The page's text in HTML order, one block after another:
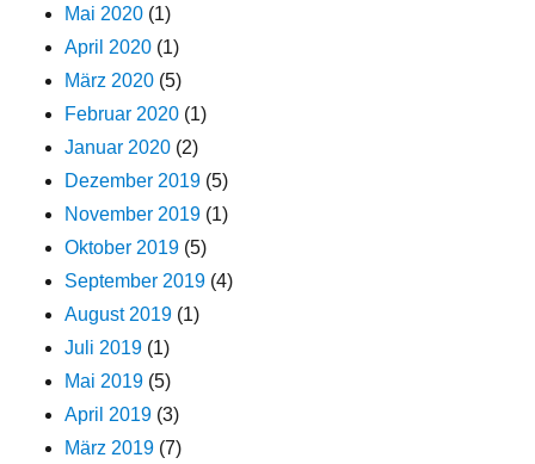
Mai 2020 (1)
April 2020 (1)
März 2020 (5)
Februar 2020 (1)
Januar 2020 (2)
Dezember 2019 (5)
November 2019 (1)
Oktober 2019 (5)
September 2019 (4)
August 2019 (1)
Juli 2019 (1)
Mai 2019 (5)
April 2019 (3)
März 2019 (7)